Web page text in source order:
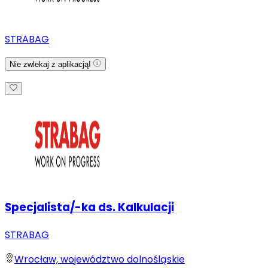
STRABAG
Nie zwlekaj z aplikacją!
Specjalista/-ka ds. Kalkulacji
STRABAG
Wrocław, województwo dolnośląskie